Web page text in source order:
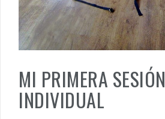
MI PRIMERA SESIÓN
INDIVIDUAL